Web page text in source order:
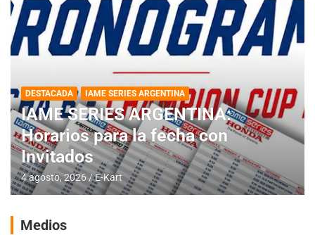
DESTACADA IAME SERIES ARGENTINA
IAME SERIES ARGENTINA:
Horarios para la fecha con
Invitados
4 agosto, 2026 E-Kart
Medios